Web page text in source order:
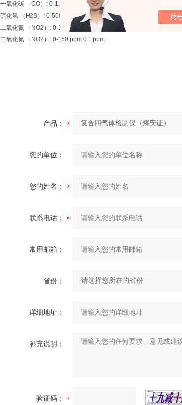
一氧化碳 （CO）: 0-1,000 ppm 分辨率1 ppm
硫化氢 （H2S）: 0-500 ppm 分辨率0.1 ppm
二氧化氮 （NO2）: 0-150 ppm 分辨率0.1 ppm
二氧化氮 （NO2）: 0-150 ppm 0.1 ppm
产品：
您的单位：
您的姓名：
联系电话：
常用邮箱：
省份：
详细地址：
补充说明：
验证码：